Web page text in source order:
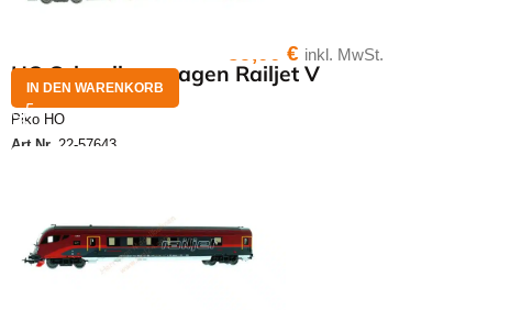
HO Schnellzugwagen Railjet V
Piko HO
Art.Nr. 22-57643
39,00€ inkl. MwSt.
IN DEN WARENKORB